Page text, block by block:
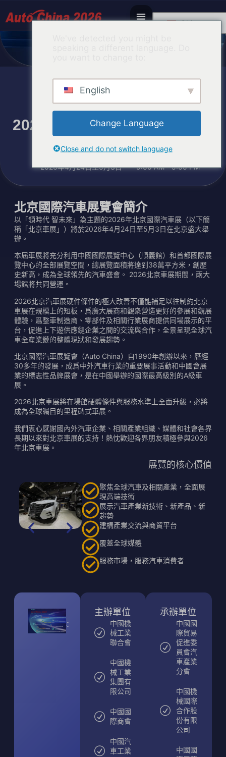
Chinese
2026第十九屆北京國際汽車展
覽會
2026年4月24日至5月3日
9:00 AM - 5:00 PM
北京國際汽車展覽會簡介
以「領時代 智未來」為主題的2026年北京國際汽車展（以下簡
稱「北京車展」）將於2026年4月24日至5月3日在北京盛大舉
辦。
本屆車展將充分利用中國國際展覽中心（順義館）和首都國際展
覽中心的全部展覽空間，總展覽面積將達到38萬平方米，創歷
史新高，成為全球領先的汽車盛會。 2026北京車展期間，兩大
場館將共同營運。
2026北京汽車展硬件條件的極大改善不僅能補足以往制約北京
車展在規模上的短板，爲廣大展商和觀衆營造更好的參展和觀展
體驗，爲整車制造商、零部件及相關行業展商提供同場展示的平
台，促進上下遊供應鏈企業之間的交流與合作，全景呈現全球汽
車全産業鏈的整體現狀和發展趨勢。
北京國際汽車展覽會（Auto China）自1990年創辦以來，曆經
30多年的發展，成爲中外汽車行業的重要展事活動和中國會展
業的標志性品牌展會，是在中國舉辦的國際最高級別的A級車
展。
2026北京車展將在場館硬體條件與服務水準上全面升級，必將
成為全球矚目的里程碑式車展。
我們衷心感謝國內外汽車企業、相關產業組織、媒體和社會各界
長期以來對北京車展的支持！熱忱歡迎各界朋友積極參與2026
年北京車展。
展覽的核心價值
聚焦全球汽車及相關產業，全面展
現高端技術
展示汽車產業新技術、新產品、新
趨勢
建構產業交流與商貿平台
覆蓋全球媒體
服務市場，服務汽車消費者
Keynote
Speakers:
主辦單位
中國機
械工業
聯合會
中國機
械工業
集團有
限公司
中國國
際商會
中國汽
車工業
承辦單位
中國國
際貿易
促進委
員會汽
車產業
分會
中國機
械國際
合作股
份有限
公司
中國國
English
Change Language
Close and do not switch language